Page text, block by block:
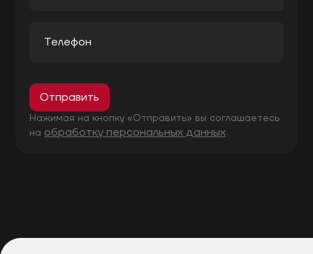
Отправить
Нажимая на кнопку «Отправить» вы соглашаетесь
на обработку персональных данных